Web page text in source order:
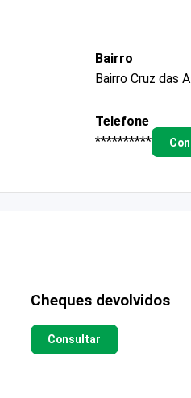
Bairro
Bairro Cruz das
Telefone
**********
Cheques devolvidos
Consultar